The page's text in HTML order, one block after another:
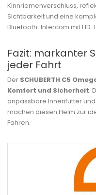
Kinnriemenverschluss,
Sichtbarkeit und eine
Bluetooth-Intercom mit
Fazit: markanter
jeder Fahrt
Der SCHUBERTH C5
Komfort und Sicherheit.
anpassbare Innenfutter
machen diesen Helm zur
Fahren.